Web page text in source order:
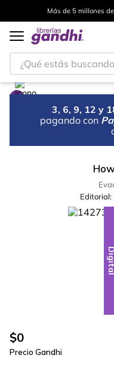
Más de 5 millones
¿Qué estás buscando?
3, 6, 9, 12 y
pagando con
Editorial:
Digital
$0
Precio Gandhi